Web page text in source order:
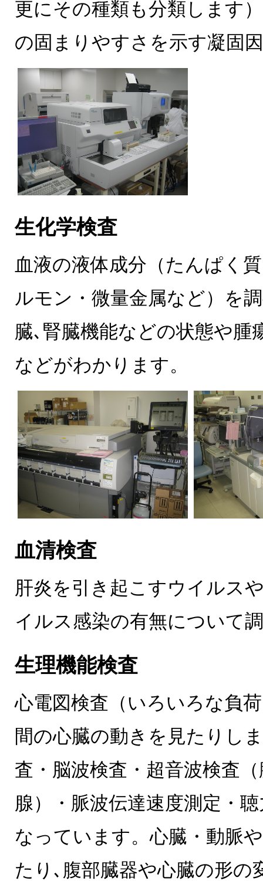
更にその種類も分類します
の固まりやすさを示す凝固
生化学検査
血液の液体成分（たんぱく
ルモン・微量金属など）を
臓､腎臓機能などの状態や腫
などがわかります。
血清検査
肝炎を引き起こすウイルス
イルス感染の有無について
生理機能検査
心電図検査（いろいろな負
間の心臓の動きを見たりし
査・脳波検査・超音波検査
腺）・脈波伝達速度測定・
なっています。心臓・動脈
たり､腹部臓器や心臓の形の